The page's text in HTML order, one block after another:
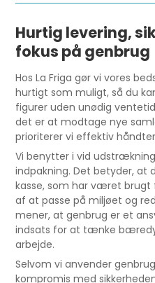
Hurtig levering,
fokus på genbrug
Hos La Friga gør vi vores
hurtigt som muligt, så du
figurer uden unødig
det er at modtage nye
prioriterer vi effektiv
Vi benytter i vid
indpakning. Det betyder, at
kasse, som har været brugt
af at passe på miljøet og
mener, at genbrug er et
indsats for at tænke
arbejde.
Selvom vi anvender
kompromis med